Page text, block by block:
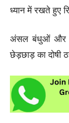
ध्यान में रखते हुए
अंसल बंधुओं और
छेड़छाड़ का दोषी